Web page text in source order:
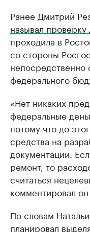
Ранее Дмитрий
называл проверку
проходила в
со стороны
федерального
«Нет никаких
федеральные
потому что до
средства на
документации.
ремонт, то
считаться
комментировал
По словам
планировал